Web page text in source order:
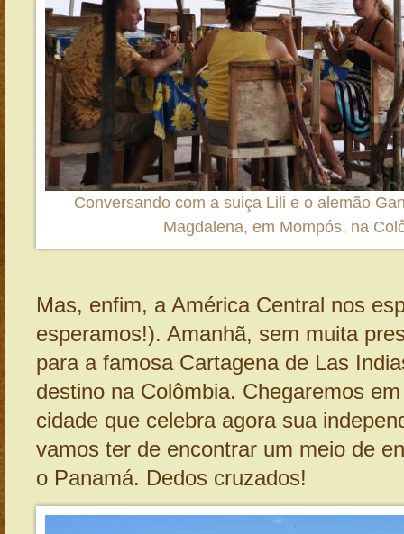
Conversando com a suiça Lili e o alemão
Magdalena, em Mompós, na
Mas, enfim, a América Central nos
esperamos!). Amanhã, sem muita
para a famosa Cartagena de Las
destino na Colômbia. Chegaremos
cidade que celebra agora sua
vamos ter de encontrar um meio de
o Panamá. Dedos cruzados!